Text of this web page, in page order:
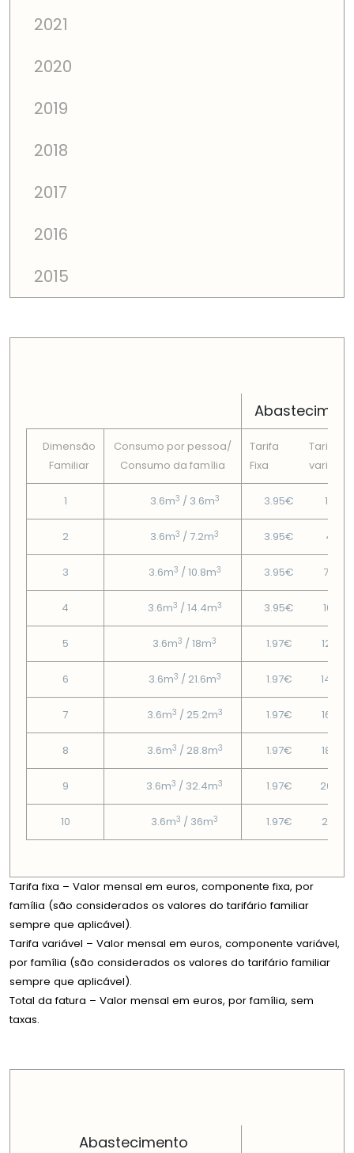
2021
2020
2019
2018
2017
2016
2015
Dimensão
Familiar
Consumo por pessoa/
Consumo da famí­lia
Tarifa
Fixa
Tarifa
variável
1 3.6m3 / 3.6m3 3.95€ 1.87€
2 3.6m3 / 7.2m3 3.95€ 4.4€
3 3.6m3 / 10.8m3 3.95€ 7.36€
4 3.6m3 / 14.4m3 3.95€ 10.31€
5 3.6m3 / 18m3 1.97€ 12.36€
6 3.6m3 / 21.6m3 1.97€
7 3.6m3 / 25.2m3 1.97€ 16.62€
8 3.6m3 / 28.8m3 1.97€ 18.75€
9 3.6m3 / 32.4m3 1.97€
10 3.6m3 / 36m3 1.97€ 23.01€
Tarifa fixa – Valor mensal em euros, componente fixa, por
família (são considerados os valores do tarifário familiar
sempre que aplicável).
Tarifa variável – Valor mensal em euros, componente variável,
por família (são considerados os valores do tarifário familiar
sempre que aplicável).
Total da fatura – Valor mensal em euros, por família, sem
taxas.
Abastecimento